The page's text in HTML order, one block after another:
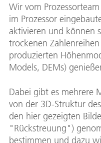
Wir vom
im Prozessor
aktivieren und können
trockenen
produzierten
Models, DEMs)
Dabei gibt es mehrere
von der 3D-Struktur
den hier gezeigten
"Rückstreuung")
bestimmen und dazu